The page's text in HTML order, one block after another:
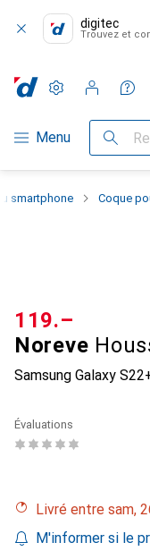
digitec
Trouvez et
Navigation par
Menu
Paramètres
Compte client
Listes de
Listes d'envies
Panier
smartphone Coque
Noreve
Samsung Galaxy
CHF
119.–
Évaluations
Livré entre sam,
M'informer si le